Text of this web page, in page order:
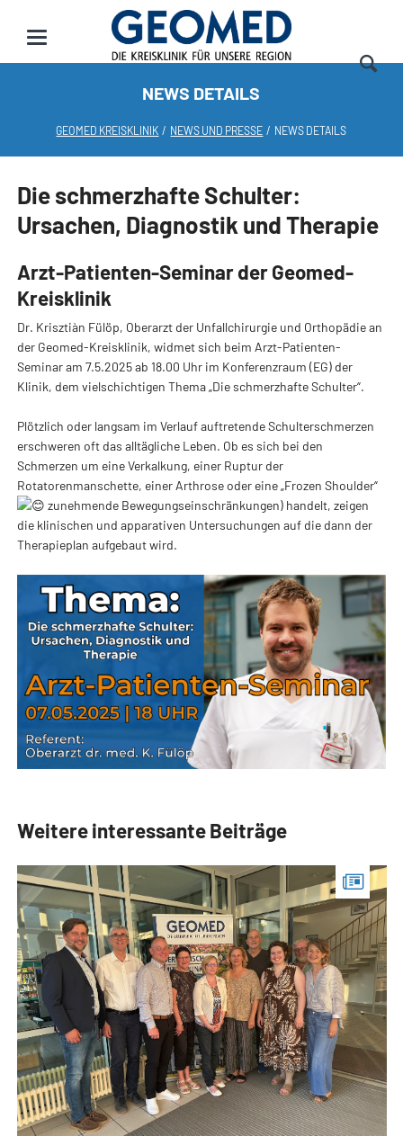
NEWS DETAILS
GEOMED KREISKLINIK NEWS UND PRESSE NEWS DETAILS
Die schmerzhafte Schulter:
Ursachen, Diagnostik und Therapie
Arzt-Patienten-Seminar der Geomed-
Kreisklinik
Dr. Krisztiàn Fülöp, Oberarzt der Unfallchirurgie und Orthopädie an
der Geomed-Kreisklinik, widmet sich beim Arzt-Patienten-
Seminar am 7.5.2025 ab 18.00 Uhr im Konferenzraum (EG) der
Klinik, dem vielschichtigen Thema „Die schmerzhafte Schulter“.
Plötzlich oder langsam im Verlauf auftretende Schulterschmerzen
erschweren oft das alltägliche Leben. Ob es sich bei den
Schmerzen um eine Verkalkung, einer Ruptur der
Rotatorenmanschette, einer Arthrose oder eine „Frozen Shoulder“
zunehmende Bewegungseinschränkungen) handelt, zeigen
die klinischen und apparativen Untersuchungen auf die dann der
Therapieplan aufgebaut wird.
Weitere interessante Beiträge